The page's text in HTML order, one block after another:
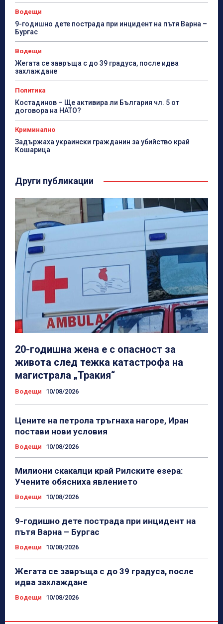
Водещи
9-годишно дете пострада при инцидент на пътя Варна –
Бургас
Водещи
Жегата се завръща с до 39 градуса, после идва
захлаждане
Политика
Костадинов – Ще активира ли България чл. 5 от
договора на НАТО?
Криминално
Задържаха украински гражданин за убийство край
Кошарица
Други публикации
20-годишна жена е с опасност за
живота след тежка катастрофа на
магистрала „Тракия“
Водещи 10/08/2026
Цените на петрола тръгнаха нагоре, Иран
постави нови условия
Водещи 10/08/2026
Милиони скакалци край Рилските езера:
Учените обясниха явлението
Водещи 10/08/2026
9-годишно дете пострада при инцидент на
пътя Варна – Бургас
Водещи 10/08/2026
Жегата се завръща с до 39 градуса, после
идва захлаждане
Водещи 10/08/2026